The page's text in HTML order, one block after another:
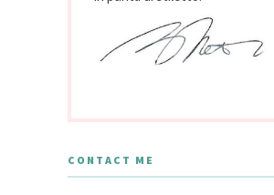
CONTACT ME